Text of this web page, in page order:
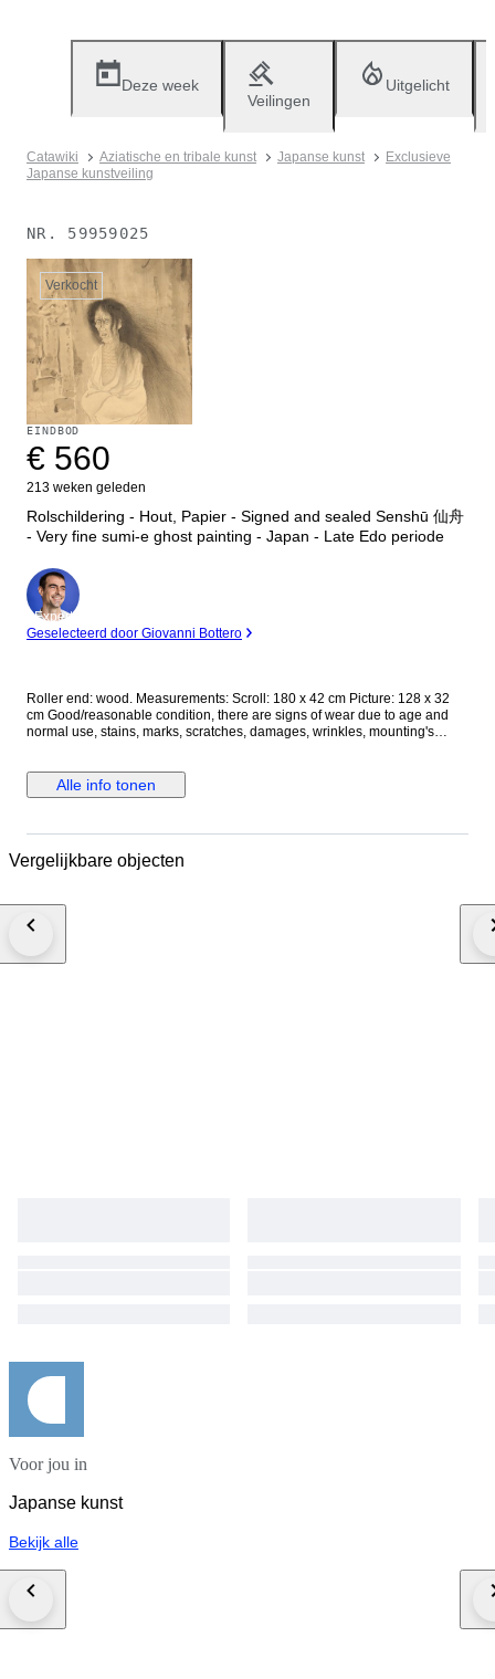
Deze week
Veilingen
Uitgelicht
Catawiki Aziatische en tribale kunst Japanse kunst
Exclusieve
Japanse kunstveiling
NR. 59959025
Verkocht
EINDBOD
€ 560
213 weken geleden
Rolschildering - Hout, Papier - Signed and sealed Senshū 仙舟
- Very fine sumi-e ghost painting - Japan - Late Edo periode
Expert
Geselecteerd door Giovanni Bottero
Roller end: wood. Measurements: Scroll: 180 x 42 cm Picture: 128 x 32
cm Good/reasonable condition, there are signs of wear due to age and
normal use, stains, marks, scratches, damages, wrinkles, mounting's
Alle info tonen
Vergelijkbare objecten
Voor jou in
Japanse kunst
Bekijk alle